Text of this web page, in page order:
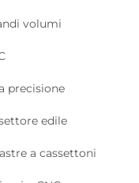
volumi
precisione
edile
a cassettoni